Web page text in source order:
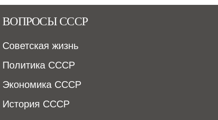
ВОПРОСЫ СССР
Советская жизнь
Политика СССР
Экономика СССР
История СССР